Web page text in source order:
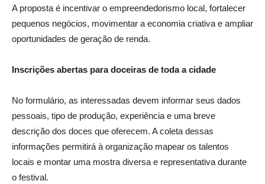
A proposta é incentivar o empreendedorismo local, fortalecer
pequenos negócios, movimentar a economia criativa e ampliar
oportunidades de geração de renda.
Inscrições abertas para doceiras de toda a cidade
No formulário, as interessadas devem informar seus dados
pessoais, tipo de produção, experiência e uma breve
descrição dos doces que oferecem. A coleta dessas
informações permitirá à organização mapear os talentos
locais e montar uma mostra diversa e representativa durante
o festival.